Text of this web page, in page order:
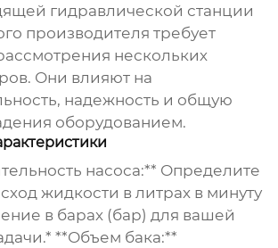
гидравлической станции
производителя требует
нескольких
Они влияют на
надежность и общую
оборудованием.
насоса:** Определите
жидкости в литрах в минуту
в барах (бар) для вашей
**Объем бака:**